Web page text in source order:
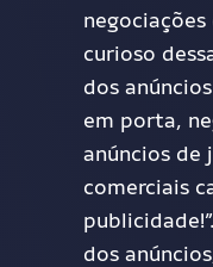
curioso
dos
em porta,
anúncios de
comerciais
dos